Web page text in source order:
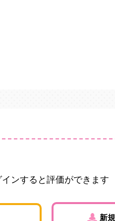
インすると評価ができます
新